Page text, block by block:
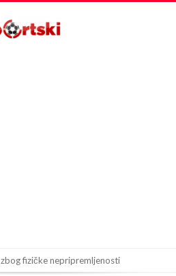
fizičke nepripremljenosti